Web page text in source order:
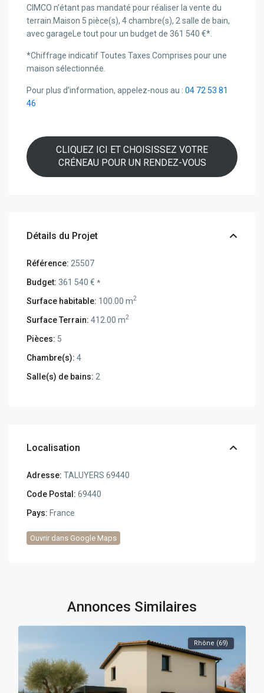
CIMCO n’étant pas mandaté pour réaliser la vente du
terrain.Maison 5 pièce(s), 4 chambre(s), 2 salle de bain,
avec garageLe tout pour un budget de 361 540 €*.
*Chiffrage indicatif Toutes Taxes Comprises pour une
maison sélectionnée.
Pour plus d’information, appelez-nous au :04 72 53 81
46
CLIQUEZ ICI ET CHOISISSEZ VOTRE
CRÉNEAU POUR UN RENDEZ-VOUS
Détails du Projet
Référence: 25507
Budget: 361 540 €*
Surface habitable: 100.00 m2
Surface Terrain: 412.00 m2
Pièces: 5
Chambre(s): 4
Salle(s) de bains: 2
Localisation
Adresse: TALUYERS 69440
Code Postal: 69440
Pays: France
Ouvrir dans Google Maps
Annonces Similaires
Rhône (69)